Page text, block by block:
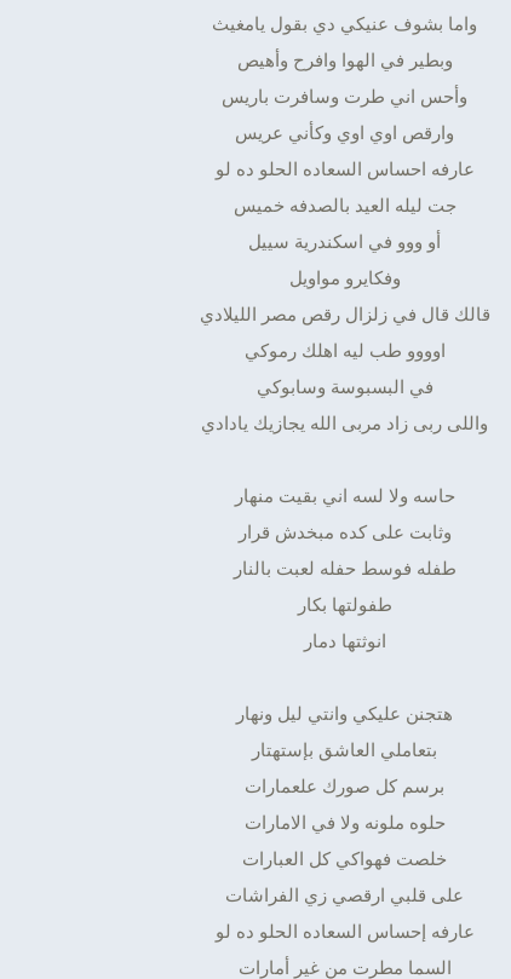
واما بشوف عنيكي دي بقول يامغيث
وبطير في الهوا وافرح وأهيص
وأحس اني طرت وسافرت باريس
وارقص اوي اوي وكأني عريس
عارفه احساس السعاده الحلو ده لو
جت ليله العيد بالصدفه خميس
أو ووو في اسكندرية سييل
وفكايرو مواويل
قالك قال في زلزال رقص مصر الليلادي
اوووو طب ليه اهلك رموكي
في البسبوسة وسابوكي
واللى ربى زاد مربى الله يجازيك يادادي
حاسه ولا لسه اني بقيت منهار
وثابت على كده مبخدش قرار
طفله فوسط حفله لعبت بالنار
طفولتها بكار
انوثتها دمار
هتجنن عليكي وانتي ليل ونهار
بتعاملي العاشق بإستهتار
برسم كل صورك علعمارات
حلوه ملونه ولا في الامارات
خلصت فهواكي كل العبارات
على قلبي ارقصي زي الفراشات
عارفه إحساس السعاده الحلو ده لو
السما مطرت من غير أمارات